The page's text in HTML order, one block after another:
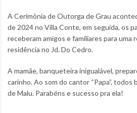
A Cerimônia de Outorga de Grau
de 2024 no Villa Conte, em seguida, os
receberam amigos e familiares para uma
residência no Jd. Do Cedro.
A mamãe, banqueteira inigualável,
carinho. Ao som do cantor “Papa”, todos
de Malu. Parabéns e sucesso pra ela!